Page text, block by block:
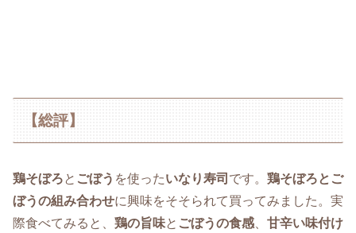
【総評】
鶏そぼろと ごぼう を使ったいなり寿司 です。 鶏そぼろとご
ぼうの組み合わせに興味をそそられて買ってみました。実
際食べてみると、 鶏の旨味と ごぼうの食感 甘辛い味付け